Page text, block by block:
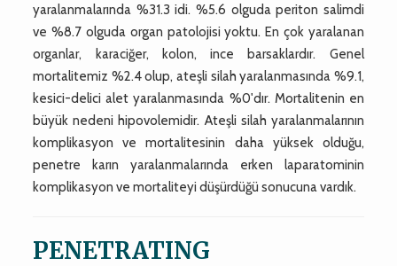
yaralanmalarında %31.3 idi. %5.6 olguda periton salimdi
ve %8.7 olguda organ patolojisi yoktu. En çok yaralanan
organlar, karaciğer, kolon, ince barsaklardır. Genel
mortalitemiz %2.4 olup, ateşli silah yaralanmasında %9.1,
kesici-delici alet yaralanmasında %0'dır. Mortalitenin en
büyük nedeni hipovolemidir. Ateşli silah yaralanmalarının
komplikasyon ve mortalitesinin daha yüksek olduğu,
penetre karın yaralanmalarında erken laparatominin
komplikasyon ve mortaliteyi düşürdüğü sonucuna vardık.
PENETRATING